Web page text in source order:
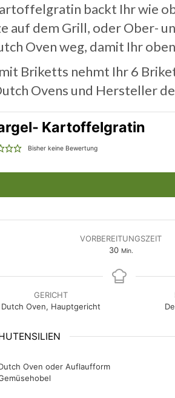
backt Ihr wie
auf dem Grill, oder Ober-
Oven weg, damit Ihr
Briketts nehmt Ihr 6
Ovens und Hersteller
Kartoffelgratin
Bisher keine Bewertung
VORBEREITUNGSZEIT
30Minuten
Min.
GERICHT
Dutch Oven, Hauptgericht
Oven oder Auflaufform